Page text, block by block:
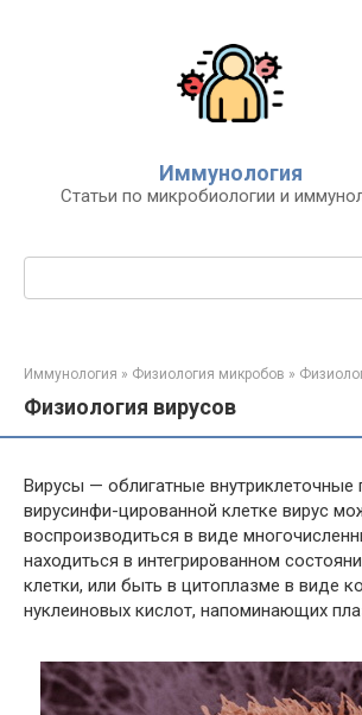
Иммунология
Статьи по микробиологии и
Поиск:
Иммунология » Физиология микробов »
Физиология вирусов
Вирусы — облигатные внутриклеточные
вирусинфи-цированной клетке вирус
воспроизводиться в виде
находиться в интегрированном
клетки, или быть в цитоплазме в виде
нуклеиновых кислот, напоминающих